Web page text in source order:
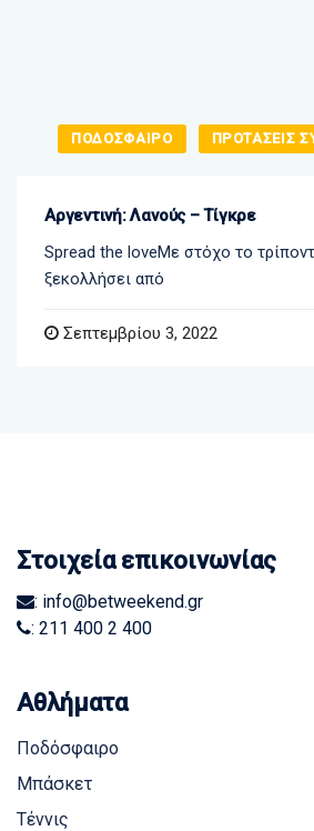
ΠΟΔΟΣΦΑΙΡΟ ΠΡΟΤΑΣΕΙΣ
Αργεντινή: Λανούς – Τίγκρε
Spread the loveΜε στόχο το
ξεκολλήσει από
Σεπτεμβρίου 3, 2022
Στοιχεία επικοινωνίας
: info@betweekend.gr
: 211 400 2 400
Αθλήματα
Ποδόσφαιρο
Μπάσκετ
Τέννις